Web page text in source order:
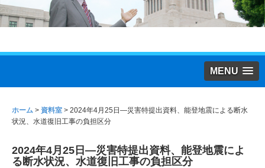
MENU
ホーム > 資料室 > 2024年4月25日―災害特提出資料、能登地震による断水
状況、水道復旧工事の負担区分
2024年4月25日―災害特提出資料、能登地震によ
る断水状況、水道復旧工事の負担区分